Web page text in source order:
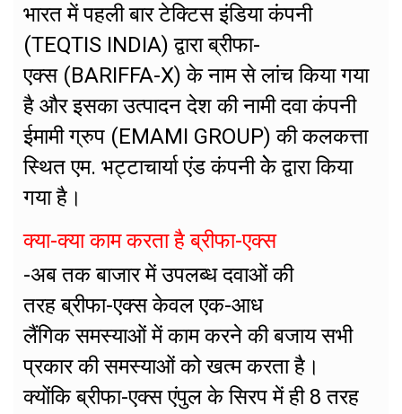
भारत में पहली बार टेक्टिस इंडिया कंपनी
(TEQTIS INDIA) द्वारा ब्रीफा-
एक्स (BARIFFA-X) के नाम से लांच किया गया
है और इसका उत्पादन देश की नामी दवा कंपनी
ईमामी ग्रुप (EMAMI GROUP) की कलकत्ता
स्थित एम. भट्टाचार्या एंड कंपनी केे द्वारा किया
गया है।
क्या-क्या काम करता है ब्रीफा-एक्स
-अब तक बाजार में उपलब्ध दवाओं की
तरह ब्रीफा-एक्स केवल एक-आध
लैंगिक समस्याओं में काम करने की बजाय सभी
प्रकार की समस्याओं को खत्म करता है।
क्योंकि ब्रीफा-एक्स एंपुल के सिरप में ही 8 तरह